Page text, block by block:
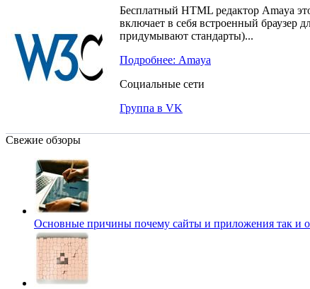
Бесплатный HTML редактор Amaya
включает в себя встроенный браузер
придумывают стандарты)...
Подробнее: Amaya
Социальные сети
Группа в VK
Свежие обзоры
Основные причины почему сайты и приложения так и